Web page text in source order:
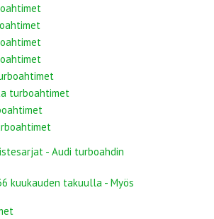
turboahtimet
- Audi turboahdin
kuukauden takuulla - Myös